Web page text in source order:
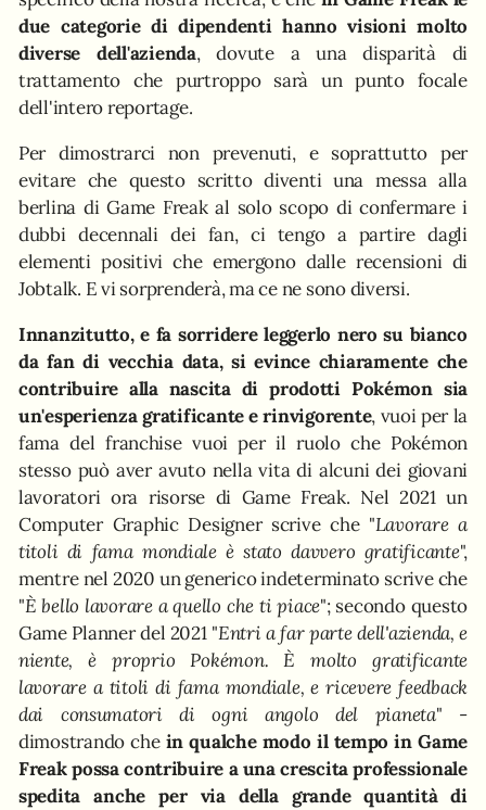
due categorie di dipendenti hanno visioni molto
diverse dell'azienda, dovute a una disparità di
trattamento che purtroppo sarà un punto focale
dell'intero reportage.
Per dimostrarci non prevenuti, e soprattutto per
evitare che questo scritto diventi una messa alla
berlina di Game Freak al solo scopo di confermare i
dubbi decennali dei fan, ci tengo a partire dagli
elementi positivi che emergono dalle recensioni di
Jobtalk. E vi sorprenderà, ma ce ne sono diversi.
Innanzitutto, e fa sorridere leggerlo nero su bianco
da fan di vecchia data, si evince chiaramente che
contribuire alla nascita di prodotti Pokémon sia
un'esperienza gratificante e rinvigorente, vuoi per la
fama del franchise vuoi per il ruolo che Pokémon
stesso può aver avuto nella vita di alcuni dei giovani
lavoratori ora risorse di Game Freak. Nel 2021 un
Computer Graphic Designer scrive che "Lavorare a
titoli di fama mondiale è stato davvero gratificante",
mentre nel 2020 un generico indeterminato scrive che
"È bello lavorare a quello che ti piace"; secondo questo
Game Planner del 2021 "Entri a far parte dell'azienda, e
niente, è proprio Pokémon. È molto gratificante
lavorare a titoli di fama mondiale, e ricevere feedback
dai consumatori di ogni angolo del pianeta" -
dimostrando che in qualche modo il tempo in Game
Freak possa contribuire a una crescita professionale
spedita anche per via della grande quantità di